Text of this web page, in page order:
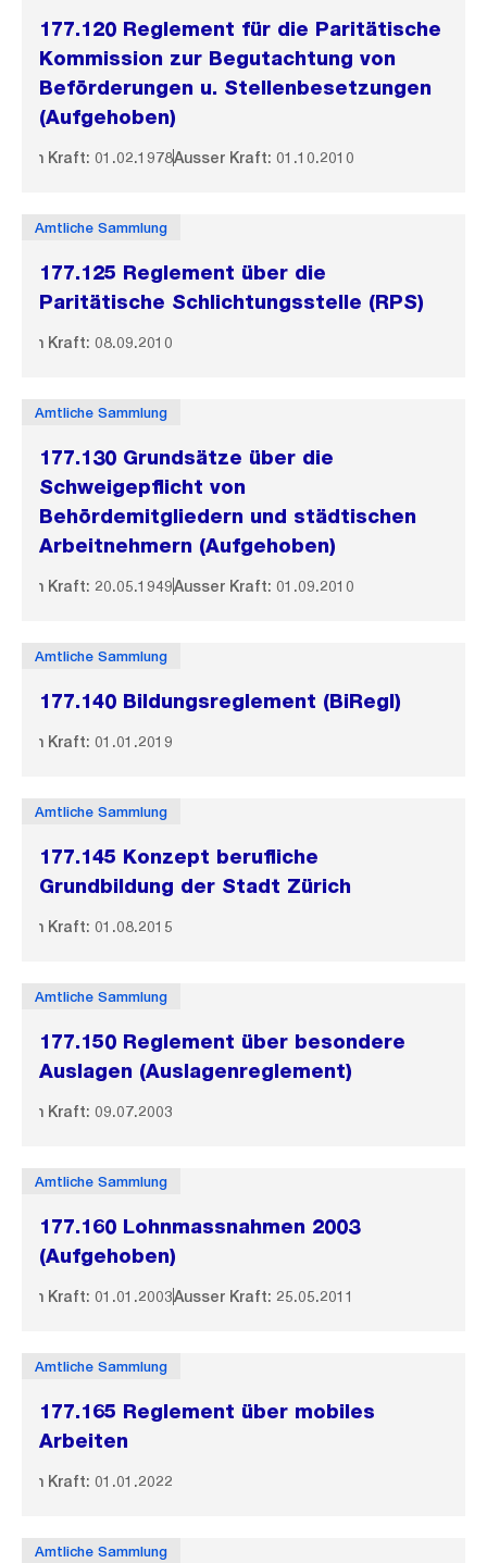
177.120 Reglement für die Paritätische
Kommission zur Begutachtung von
Beförderungen u. Stellenbesetzungen
(Aufgehoben)
In Kraft: 01.02.1978Ausser Kraft: 01.10.2010
Amtliche Sammlung
177.125 Reglement über die
Paritätische Schlichtungsstelle (RPS)
In Kraft: 08.09.2010
Amtliche Sammlung
177.130 Grundsätze über die
Schweigepflicht von
Behördemitgliedern und städtischen
Arbeitnehmern (Aufgehoben)
In Kraft: 20.05.1949Ausser Kraft: 01.09.2010
Amtliche Sammlung
177.140 Bildungsreglement (BiRegl)
In Kraft: 01.01.2019
Amtliche Sammlung
177.145 Konzept berufliche
Grundbildung der Stadt Zürich
In Kraft: 01.08.2015
Amtliche Sammlung
177.150 Reglement über besondere
Auslagen (Auslagenreglement)
In Kraft: 09.07.2003
Amtliche Sammlung
177.160 Lohnmassnahmen 2003
(Aufgehoben)
In Kraft: 01.01.2003Ausser Kraft: 25.05.2011
Amtliche Sammlung
177.165 Reglement über mobiles
Arbeiten
In Kraft: 01.01.2022
Amtliche Sammlung